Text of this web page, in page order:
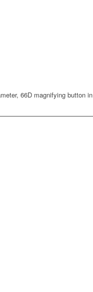
66D magnifying button in